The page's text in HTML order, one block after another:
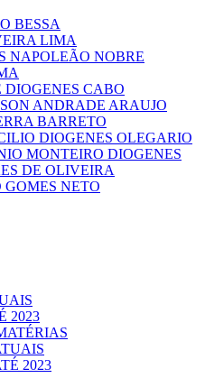
BESSA
LIMA
NAPOLEÃO NOBRE
CABO
ANDRADE ARAUJO
BARRETO
DIOGENES OLEGARIO
MONTEIRO DIOGENES
DE OLIVEIRA
NETO
2023
2023